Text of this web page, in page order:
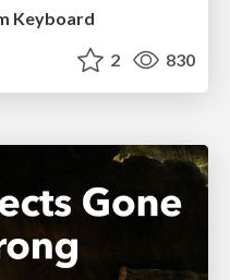
Keyboard
2 830